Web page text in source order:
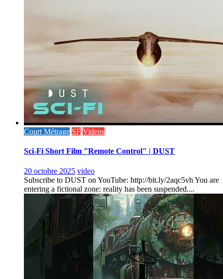
Court Métrage SF Videos
Sci-Fi Short Film "Remote Control" | DUST
20 octobre 2025 video
Subscribe to DUST on YouTube: http://bit.ly/2aqc5vh You are
entering a fictional zone: reality has been suspended....